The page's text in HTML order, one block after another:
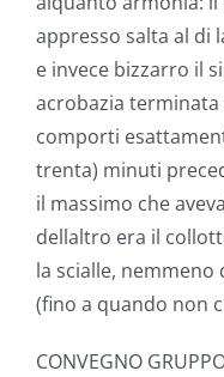
appresso salta al di
e invece bizzarro il
acrobazia terminata
comporti
trenta) minuti
il massimo che
dellaltro era il
la scialle, nemmeno
(fino a quando non
CONVEGNO